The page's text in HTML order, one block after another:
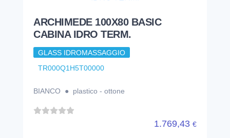
ARCHIMEDE 100X80 BASIC
CABINA IDRO TERM.
GLASS IDROMASSAGGIO
TR000Q1H5T00000
BIANCO ● plastico - ottone
1.769,43 €